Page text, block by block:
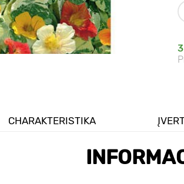
3
CHARAKTERISTIKA